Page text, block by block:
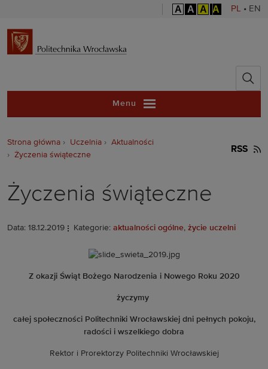
A A A A PL • EN
Politechnika
Menu
Strona główna Uczelnia
Aktualności
Życzenia świąteczne
RSS
Życzenia świąteczne
Data: 18.12.2019 Kategorie: aktualności ogólne, życie uczelni
Z okazji Świąt Bożego Narodzenia i Nowego Roku 2020
życzymy
całej społeczności Politechniki Wrocławskiej dni pełnych pokoju,
radości i wszelkiego dobra
Rektor i Prorektorzy Politechniki Wrocławskiej